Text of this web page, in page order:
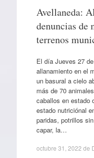
Avellaneda:
denuncias de
terrenos
El día Jueves 27
allanamiento en el
un basural a cielo
más de 70
caballos en estado
estado nutriciónal
paridas, potrillos
capar, la…
octubre 31, 2022 de